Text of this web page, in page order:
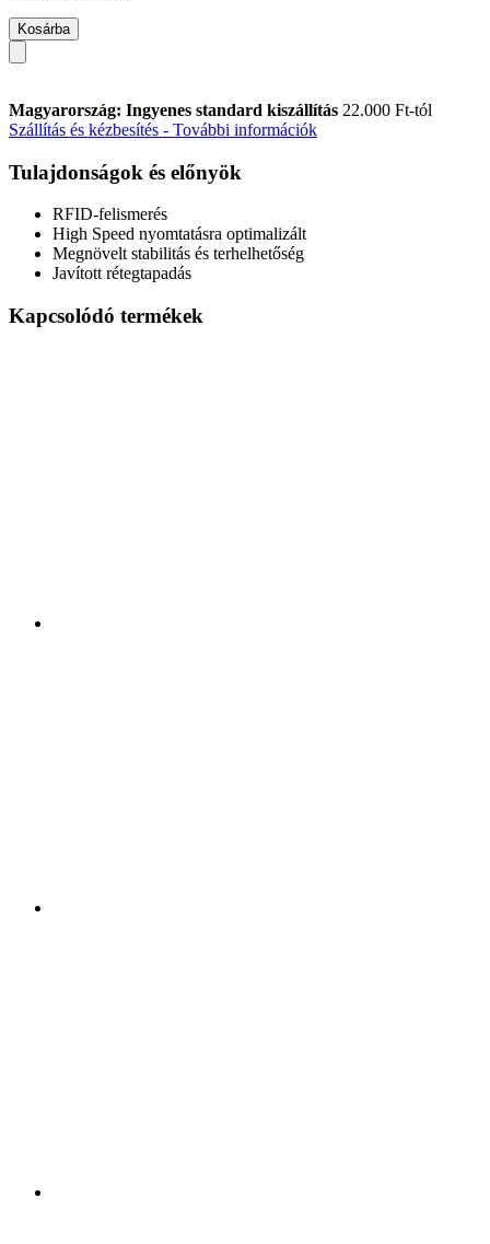
Kosárba
Magyarország: Ingyenes standard kiszállítás 22.000 Ft-tól
Szállítás és kézbesítés - További információk
Tulajdonságok és előnyök
RFID-felismerés
High Speed nyomtatásra optimalizált
Megnövelt stabilitás és terhelhetőség
Javított rétegtapadás
Kapcsolódó termékek